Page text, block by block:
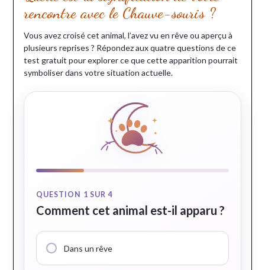
rencontre avec le Chauve-souris ?
Vous avez croisé cet animal, l’avez vu en rêve ou aperçu à
plusieurs reprises ? Répondez aux quatre questions de ce
test gratuit pour explorer ce que cette apparition pourrait
symboliser dans votre situation actuelle.
QUESTION 1 SUR 4
Comment cet animal est-il apparu ?
Dans un rêve